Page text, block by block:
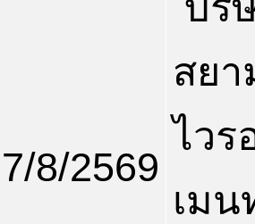
7/8/2569
สยา
ไวร
เม